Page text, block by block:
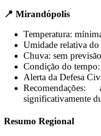
📍 Mirandópolis
Temperatura:
Umidade relativa
Chuva: sem
Condição do
Alerta da Defesa
significativamente
Resumo Regional